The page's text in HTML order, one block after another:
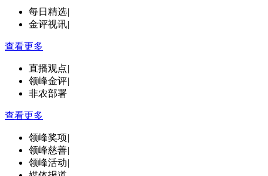
每日精选|
金评视讯|
查看更多
直播观点|
领峰金评|
非农部署
查看更多
领峰奖项|
领峰慈善|
领峰活动|